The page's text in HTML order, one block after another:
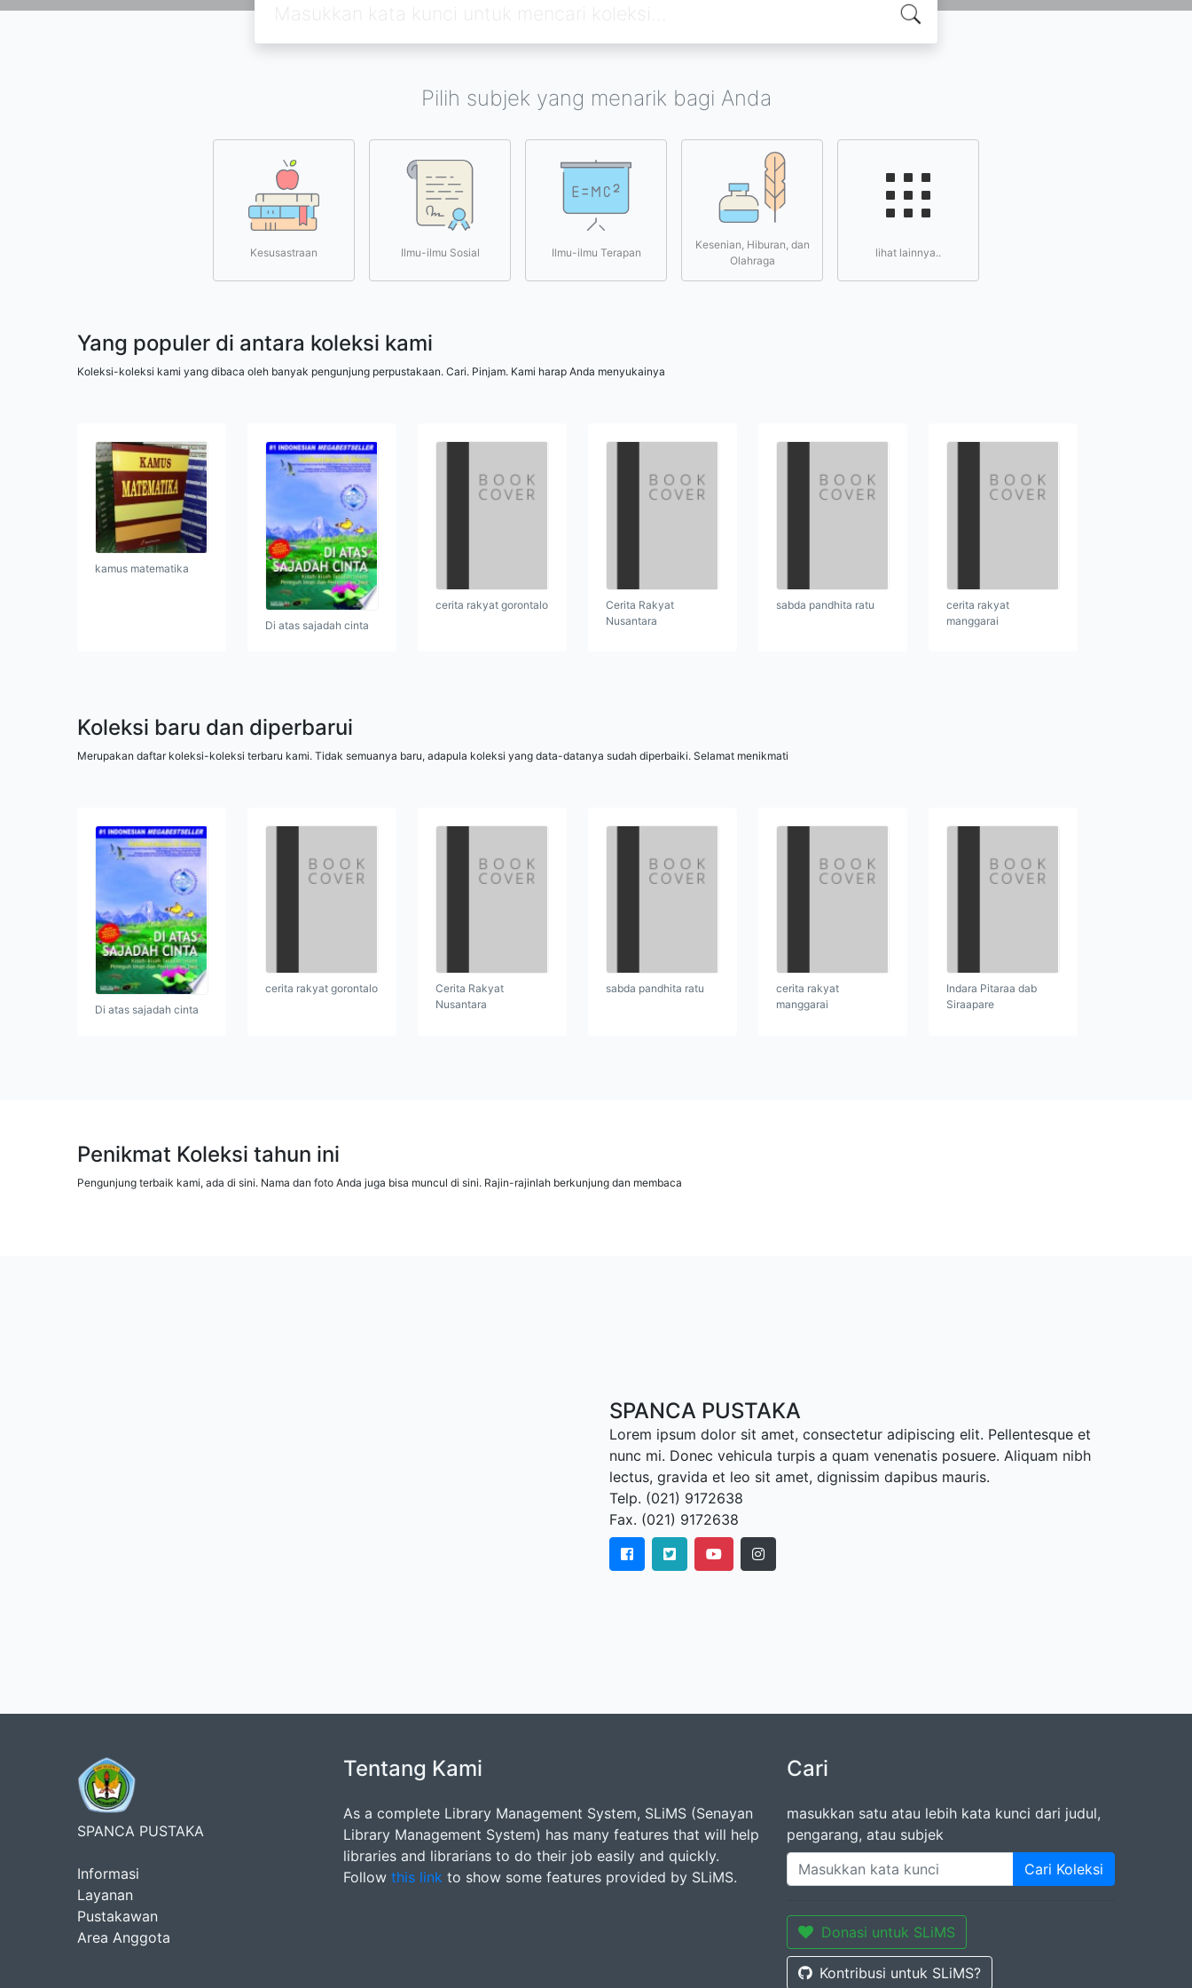
Pilih subjek yang menarik bagi Anda
Kesusastraan Ilmu-ilmu Sosial Ilmu-ilmu Terapan
Kesenian, Hiburan, dan
Olahraga
lihat lainnya..
Yang populer di antara koleksi kami
Koleksi-koleksi kami yang dibaca oleh banyak pengunjung perpustakaan. Cari. Pinjam. Kami harap Anda menyukainya
kamus matematika
Di atas sajadah cinta
cerita rakyat gorontalo
Cerita Rakyat
Nusantara
sabda pandhita ratu
cerita rakyat
manggarai
Koleksi baru dan diperbarui
Merupakan daftar koleksi-koleksi terbaru kami. Tidak semuanya baru, adapula koleksi yang data-datanya sudah diperbaiki. Selamat menikmati
Di atas sajadah cinta
cerita rakyat gorontalo
Cerita Rakyat
Nusantara
sabda pandhita ratu
cerita rakyat
manggarai
Indara Pitaraa dab
Siraapare
Penikmat Koleksi tahun ini
Pengunjung terbaik kami, ada di sini. Nama dan foto Anda juga bisa muncul di sini. Rajin-rajinlah berkunjung dan membaca
SPANCA PUSTAKA
Lorem ipsum dolor sit amet, consectetur adipiscing elit. Pellentesque et
nunc mi. Donec vehicula turpis a quam venenatis posuere. Aliquam nibh
lectus, gravida et leo sit amet, dignissim dapibus mauris.
Telp. (021) 9172638
Fax. (021) 9172638
SPANCA PUSTAKA
Informasi
Layanan
Pustakawan
Area Anggota
Tentang Kami
As a complete Library Management System, SLiMS (Senayan
Library Management System) has many features that will help
libraries and librarians to do their job easily and quickly.
Follow this link to show some features provided by SLiMS.
Cari
masukkan satu atau lebih kata kunci dari judul,
pengarang, atau subjek
Cari Koleksi
Donasi untuk SLiMS
Kontribusi untuk SLiMS?